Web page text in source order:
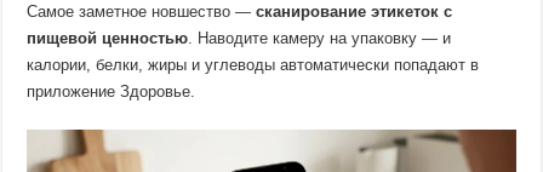
Самое заметное новшество —сканирование этикеток с
пищевой ценностью . Наводите камеру на упаковку — и
калории, белки, жиры и углеводы автоматически попадают в
приложение Здоровье.